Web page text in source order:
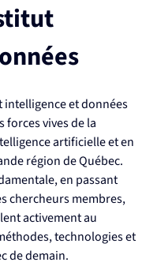
intelligence et données
forces vives de la
artificielle et en
région de Québec.
en passant
chercheurs membres,
activement au
technologies et
de demain.